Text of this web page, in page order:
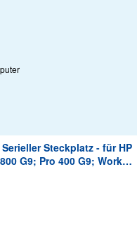
Serieller Steckplatz - für HP
G9; Pro 400 G9; Workst